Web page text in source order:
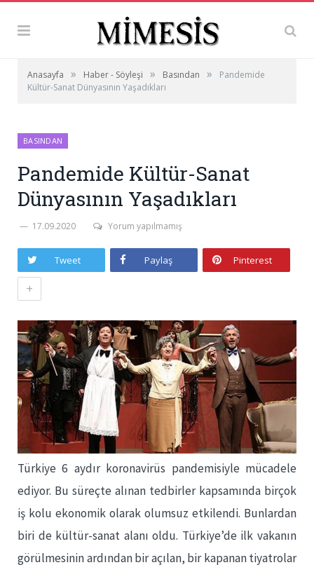
Anasayfa » Haber - Söyleşi » Basından »
Pandemide
Kültür-Sanat Dünyasının Yaşadıkları
BASINDAN
Pandemide Kültür-Sanat
Dünyasının Yaşadıkları
17.09.2020 Yorum yapılmamış
Tweet Paylaş Pinterest
+
Türkiye 6 aydır koronavirüs pandemisiyle mücadele
ediyor. Bu süreçte alınan tedbirler kapsamında birçok
iş kolu ekonomik olarak olumsuz etkilendi. Bunlardan
biri de kültür-sanat alanı oldu. Türkiye’de ilk vakanın
görülmesinin ardından bir açılan, bir kapanan tiyatrolar